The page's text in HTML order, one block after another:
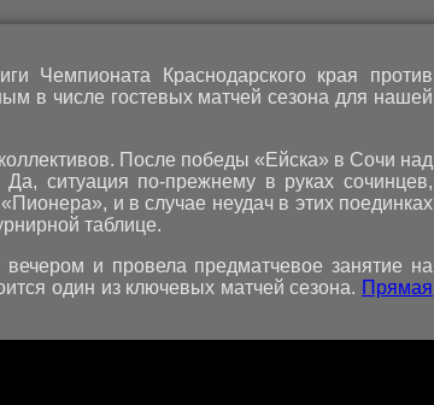
Чемпионата Краснодарского края против
в числе гостевых матчей сезона для нашей
После победы «Ейска» в Сочи над
ситуация по-прежнему в руках сочинцев,
и в случае неудач в этих поединках
таблице.
и провела предматчевое занятие на
один из ключевых матчей сезона. Прямая